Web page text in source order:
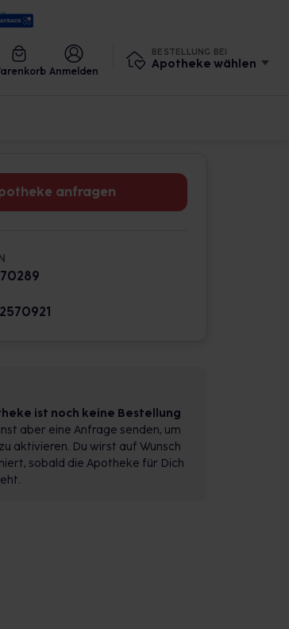
Anmelden
BESTELLUNG BEI
Apotheke wählen
anfragen
ist noch keine Bestellung
aber eine Anfrage senden, um
aktivieren. Du wirst auf Wunsch
sobald die Apotheke für Dich